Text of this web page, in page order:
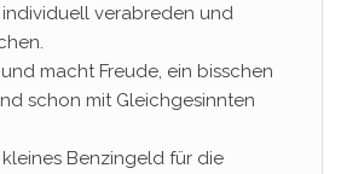
verabreden und
macht Freude, ein bisschen
schon mit Gleichgesinnten
Benzingeld für die